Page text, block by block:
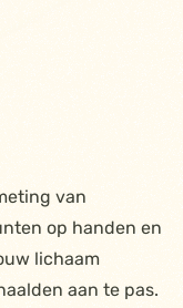
van
op handen en
lichaam
aan te pas.